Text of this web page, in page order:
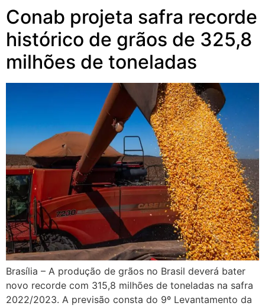
Conab projeta safra recorde
histórico de grãos de 325,8
milhões de toneladas
Brasília – A produção de grãos no Brasil deverá bater
novo recorde com 315,8 milhões de toneladas na safra
2022/2023. A previsão consta do 9º Levantamento da